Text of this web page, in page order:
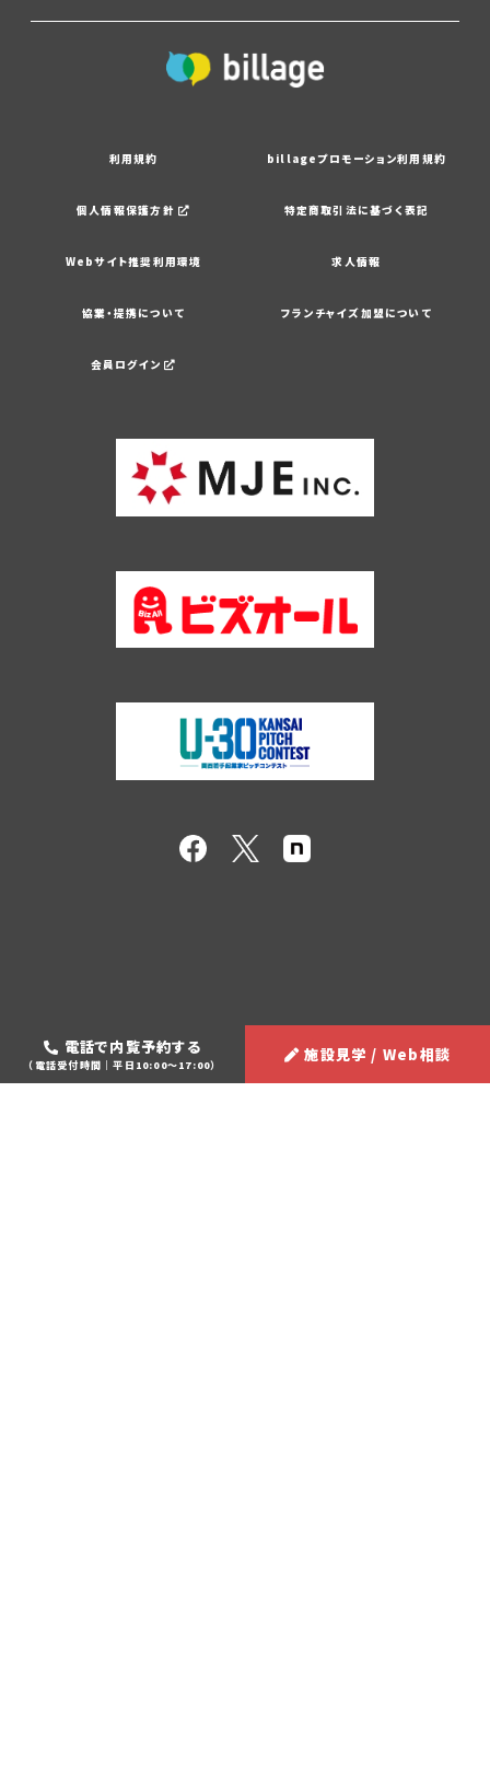
利用規約 billageプロモーション利用規約
個人情報保護方針 特定商取引法に基づく表記
Webサイト推奨利用環境 求人情報
協業・提携について フランチャイズ加盟について
会員ログイン
電話で内覧予約する
（電話受付時間｜平日10:00～17:00）
施設見学 / Web相談